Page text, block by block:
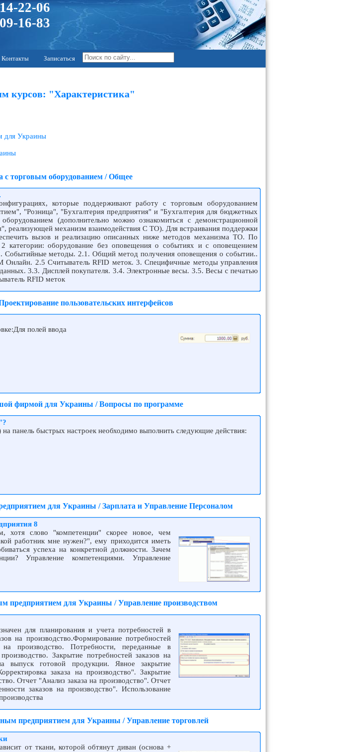
22-06
16-83
Контакты Записаться
курсов: "Характеристика"
для Украины
с торговым оборудованием / Общее
которые поддерживают работу с торговым оборудованием
"Розница", "Бухгалтерия предприятия" и "Бухгалтерия для бюджетных
(дополнительно можно ознакомиться с демонстрационной
реализующей механизм взаимодействия С ТО). Для встраивания поддержки
вызов и реализацию описанных ниже методов механизма ТО. По
категории: оборудование без оповещения о событиях и с оповещением
Событийные методы. 2.1. Общий метод получения оповещения о событии..
Онлайн. 2.5 СчитывательRFID меток. 3. Специфичные методы управления
3.3. Дисплей покупателя. 3.4. Электронные весы. 3.5. Весы с печатью
RFID меток
пользовательских интерфейсов
полей ввода
фирмой для Украины / Вопросы по программе
панель быстрых настроек необходимо выполнить следующие действия:
для Украины / Зарплата и Управление Персоналом
8
хотя слово "компетенции" скорее новое, чем
работник мне нужен?", ему приходится иметь
успеха на конкретной должности. Зачем
Управление компетенциями. Управление
предприятием для Украины / Управление производством
для планирования и учета потребностей в
на производство.Формирование потребностей
на производство. Потребности, переданные в
Закрытие потребностей заказов на
выпуск готовой продукции. Явное закрытие
заказа на производство". Закрытие
Отчет "Анализ заказа на производство". Отчет
заказов на производство". Использование
предприятием для Украины / Управление торговлей
от ткани, которой обтянут диван (основа +